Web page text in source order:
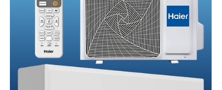
AÑADIR AL CARRITO